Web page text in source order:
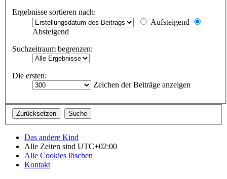
Ergebnisse sortieren nach:
Aufsteigend
Absteigend
Suchzeitraum begrenzen:
Die ersten:
Zeichen der Beiträge anzeigen
Das andere Kind
Alle Zeiten sind UTC+02:00
Alle Cookies löschen
Kontakt